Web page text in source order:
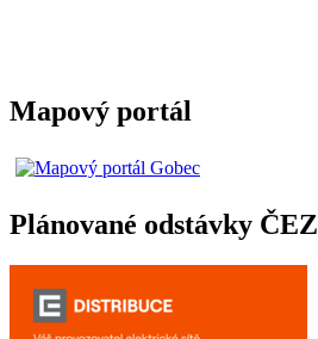
Mapový portál
Plánované odstávky ČEZ